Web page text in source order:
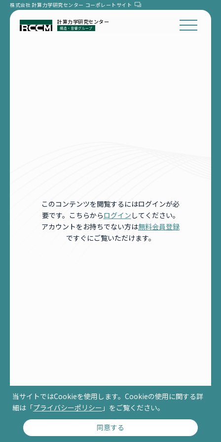
株式会社 計算力学研究センター コーポレートサイト
計算力学研究センター
このコンテンツを閲覧するにはログインが必
要です。こちらからログイン してください。
アカウントをお持ちでない方は無料会員登録
ですぐにご覧いただけます。
© RCCM ALL RIGHTS RESERVED.
当サイトではCookieを使用します。Cookieの使用に関する詳
細は「プライバシーポリシー 」をご覧ください。
同意する